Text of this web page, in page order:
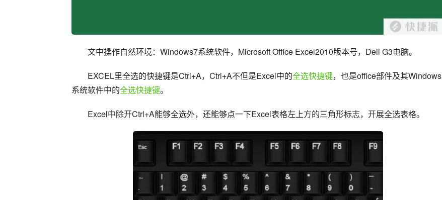
文中操作自然环境：Windows7系统软件，Microsoft Office Excel2010版本号，Dell G3电脑。
EXCEL里全选的快捷键是Ctrl+A，Ctrl+A不但是Excel中的全选快捷键，也是office部件及其Windows
系统软件中的全选快捷键。
Excel中除开Ctrl+A能够全选外，还能够点一下Excel表格左上方的三角形标志，开展全选表格。